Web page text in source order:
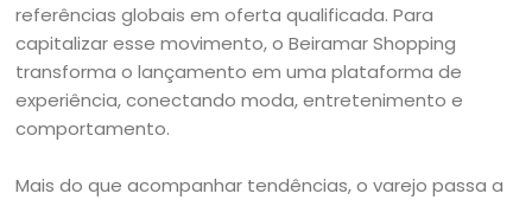
referências globais em oferta qualificada. Para
capitalizar esse movimento, o Beiramar Shopping
transforma o lançamento em uma plataforma de
experiência, conectando moda, entretenimento e
comportamento.
Mais do que acompanhar tendências, o varejo passa a